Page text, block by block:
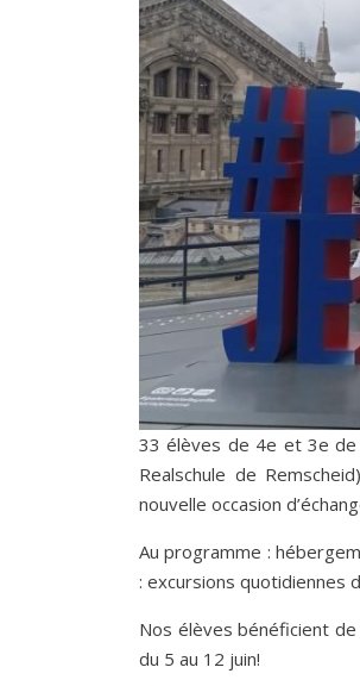
33 élèves de 4e et 3e de
Realschule de
nouvelle occasion
Au programme :
: excursions quotidiennes
Nos élèves bénéficient
du 5 au 12 juin!